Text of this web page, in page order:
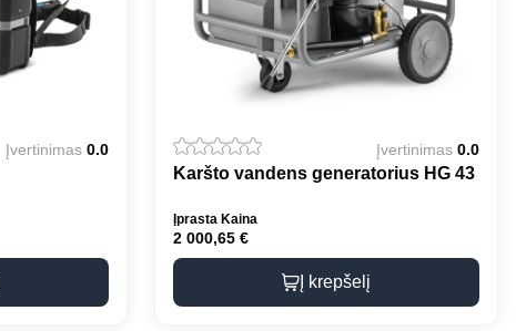
Įvertinimas 0.0 Įvertinimas 0.0
Karšto vandens generatorius HG 43
Įprasta Kaina
2 000,65 €
Į krepšelį